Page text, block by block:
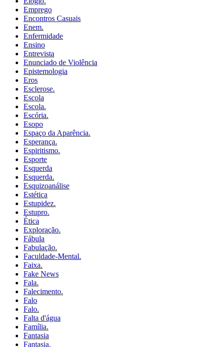
Emprego
Encontros Casuais
Enem.
Enfermidade
Ensino
Entrevista
Enunciado de Violência
Epistemologia
Eros
Esclerose.
Escola
Escola.
Escória.
Esopo
Espaço da Aparência.
Esperança.
Espiritismo.
Esporte
Esquerda
Esquerda.
Esquizoanálise
Estética
Estupidez.
Estupro.
Ética
Exploração.
Fábula
Fabulação.
Faculdade-Mental.
Faixa.
Fake News
Fala.
Falecimento.
Falo
Falo.
Falta d'água
Família.
Fantasia
Fantasia.